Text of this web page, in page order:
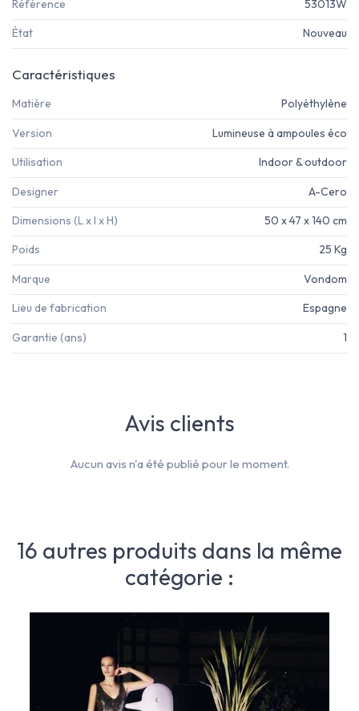
Référence 53013W
État Nouveau
Caractéristiques
Matière Polyéthylène
Version Lumineuse à ampoules éco
Utilisation Indoor & outdoor
Designer A-Cero
Dimensions (L x l x H) 50 x 47 x 140 cm
Poids 25 Kg
Marque Vondom
Lieu de fabrication Espagne
Garantie (ans) 1
Avis clients
Aucun avis n'a été publié pour le moment.
16 autres produits dans la même
catégorie :